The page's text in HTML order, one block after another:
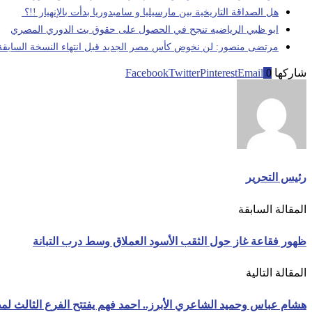
هل الصداقة التاريخية بين مارسيليا و سامبدوريا بدأت بالإنهيار !!؟
ابو ظبي الرياضيه تنجح في الحصول على حقوق بث الدوري المصري
مرتضى منصور: لن نخوض كأس مصر الجديد قبل انتهاء النسخة
شاركها 0
FacebookTwitterPinterestEmail
رئيس التحرير
المقالة السابقة
ظهور فقاعة غاز حول الثقب الأسود العملاق وسط درب التبانة
المقالة التالية
هشام عباس وحميد الشاعري الأبرز.. احمد فهم يفتتح الفرع الثالث